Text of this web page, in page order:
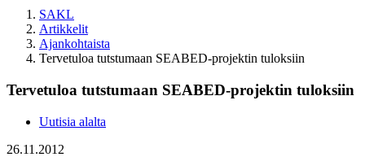
SAKL
Artikkelit
Ajankohtaista
Tervetuloa tutstumaan SEABED-projektin tuloksiin
Tervetuloa tutstumaan SEABED-projektin tuloksiin
Uutisia alalta
26.11.2012